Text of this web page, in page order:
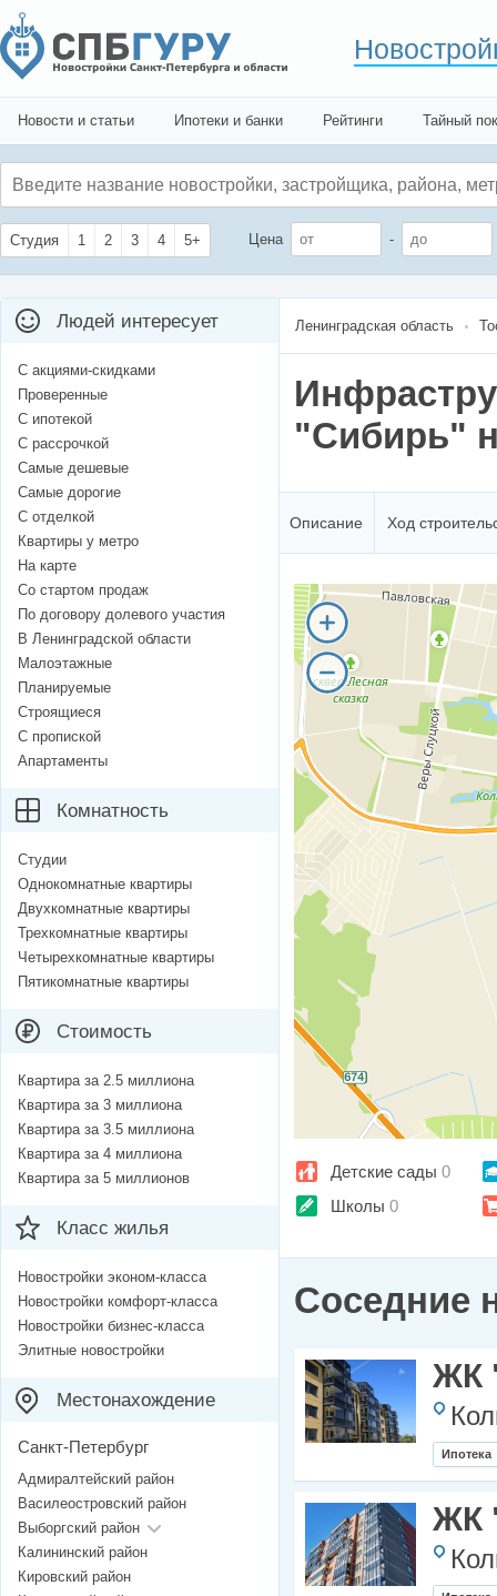
Новости и статьи Ипотеки и банки Рейтинги Тайный
Студия 1 2 3 4 5+ Цена -
Ленинградская область
"Сибирь"
Описание Ход
Детские сады 0
Школы 0
Соседние
ЖК
Ипотека
ЖК
Людей интересует
С акциями-скидками
Проверенные
С ипотекой
С рассрочкой
Самые дешевые
Самые дорогие
С отделкой
Квартиры у метро
На карте
Со стартом продаж
По договору долевого участия
В Ленинградской области
Малоэтажные
Планируемые
Строящиеся
С пропиской
Апартаменты
Комнатность
Студии
Однокомнатные квартиры
Двухкомнатные квартиры
Трехкомнатные квартиры
Четырехкомнатные квартиры
Пятикомнатные квартиры
Стоимость
Квартира за 2.5 миллиона
Квартира за 3 миллиона
Квартира за 3.5 миллиона
Квартира за 4 миллиона
Квартира за 5 миллионов
Класс жилья
Новостройки эконом-класса
Новостройки комфорт-класса
Новостройки бизнес-класса
Элитные новостройки
Местонахождение
Санкт-Петербург
Адмиралтейский район
Василеостровский район
Выборгский район
Калининский район
Кировский район